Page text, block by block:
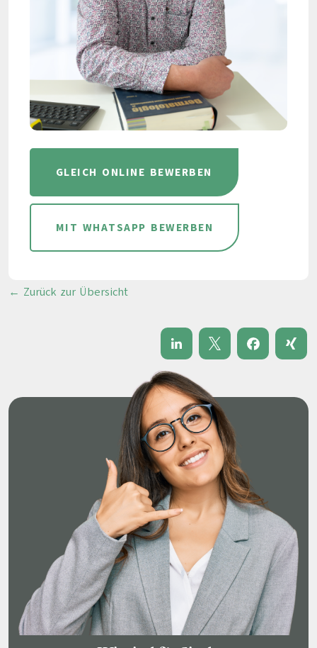
GLEICH ONLINE BEWERBEN
MIT WHATSAPP BEWERBEN
← Zurück zur Übersicht